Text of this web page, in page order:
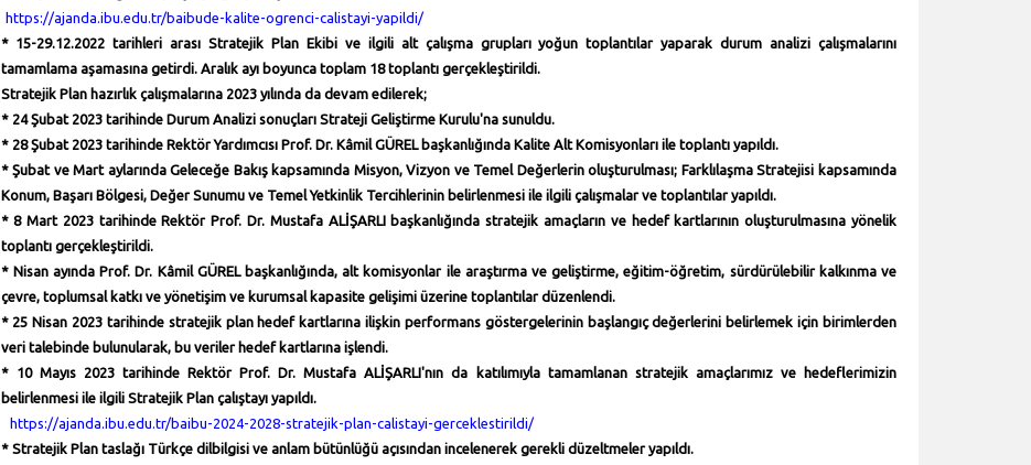
https://ajanda.ibu.edu.tr/baibude-kalite-ogrenci-calistayi-yapildi/
* 15-29.12.2022 tarihleri arası Stratejik Plan Ekibi ve ilgili alt çalışma grupları yoğun toplantılar yaparak durum analizi çalışmalarını
tamamlama aşamasına getirdi. Aralık ayı boyunca toplam 18 toplantı gerçekleştirildi.
Stratejik Plan hazırlık çalışmalarına 2023 yılında da devam edilerek;
* 24 Şubat 2023 tarihinde Durum Analizi sonuçları Strateji Geliştirme Kurulu'na sunuldu.
* 28 Şubat 2023 tarihinde Rektör Yardımcısı Prof. Dr. Kâmil GÜREL başkanlığında Kalite Alt Komisyonları ile toplantı yapıldı.
* Şubat ve Mart aylarında Geleceğe Bakış kapsamında Misyon, Vizyon ve Temel Değerlerin oluşturulması; Farklılaşma Stratejisi kapsamında
Konum, Başarı Bölgesi, Değer Sunumu ve Temel Yetkinlik Tercihlerinin belirlenmesi ile ilgili çalışmalar ve toplantılar yapıldı.
* 8 Mart 2023 tarihinde Rektör Prof. Dr. Mustafa ALİŞARLI başkanlığında stratejik amaçların ve hedef kartlarının oluşturulmasına yönelik
toplantı gerçekleştirildi.
* Nisan ayında Prof. Dr. Kâmil GÜREL başkanlığında, alt komisyonlar ile araştırma ve geliştirme, eğitim-öğretim, sürdürülebilir kalkınma ve
çevre, toplumsal katkı ve yönetişim ve kurumsal kapasite gelişimi üzerine toplantılar düzenlendi.
* 25 Nisan 2023 tarihinde stratejik plan hedef kartlarına ilişkin performans göstergelerinin başlangıç değerlerini belirlemek için birimlerden
veri talebinde bulunularak, bu veriler hedef kartlarına işlendi.
* 10 Mayıs 2023 tarihinde Rektör Prof. Dr. Mustafa ALİŞARLI'nın da katılımıyla tamamlanan stratejik amaçlarımız ve hedeflerimizin
belirlenmesi ile ilgili Stratejik Plan çalıştayı yapıldı.
https://ajanda.ibu.edu.tr/baibu-2024-2028-stratejik-plan-calistayi-gerceklestirildi/
* Stratejik Plan taslağı Türkçe dilbilgisi ve anlam bütünlüğü açısından incelenerek gerekli düzeltmeler yapıldı.